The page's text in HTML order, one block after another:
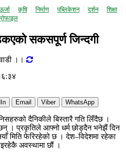
कृषि निर्माण पब्लिकेशन दर्शन
शिक्षा
सकसपूर्ण जिन्दगी
।।
Email Viber WhatsApp
दैनिकीले बिस्तारै गति लिँदैछ ।
। प्रकृतिले आफ्नो धर्म छोड्दैन भनेझैं दिन
मिति फेरिरहेको छ । देश–विदेशमा रहेका
अवस्थामा छौं ।